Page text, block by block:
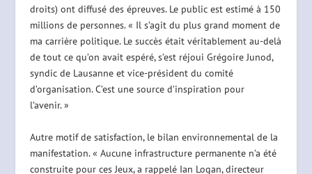
droits) ont diffusé des épreuves. Le public est estimé à 150
millions de personnes. « Il s’agit du plus grand moment de
ma carrière politique. Le succès était véritablement au-delà
de tout ce qu’on avait espéré, s’est réjoui Grégoire Junod,
syndic de Lausanne et vice-président du comité
d’organisation. C’est une source d’inspiration pour
l’avenir. »
Autre motif de satisfaction, le bilan environnemental de la
manifestation. « Aucune infrastructure permanente n’a été
construite pour ces Jeux, a rappelé Ian Logan, directeur